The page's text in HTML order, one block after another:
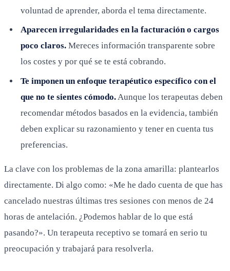
voluntad de aprender, aborda el tema directamente.
Aparecen irregularidades en la facturación o cargos
poco claros. Mereces información transparente sobre
los costes y por qué se te está cobrando.
Te imponen un enfoque terapéutico específico con el
que no te sientes cómodo. Aunque los terapeutas deben
recomendar métodos basados en la evidencia, también
deben explicar su razonamiento y tener en cuenta tus
preferencias.
La clave con los problemas de la zona amarilla: plantearlos
directamente. Di algo como: «Me he dado cuenta de que has
cancelado nuestras últimas tres sesiones con menos de 24
horas de antelación. ¿Podemos hablar de lo que está
pasando?». Un terapeuta receptivo se tomará en serio tu
preocupación y trabajará para resolverla.